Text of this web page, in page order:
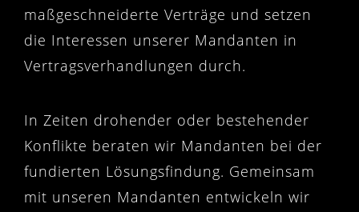
maßgeschneiderte Verträge und setzen
die Interessen unserer Mandanten in
Vertragsverhandlungen durch.
In Zeiten drohender oder bestehender
Konflikte beraten wir Mandanten bei der
fundierten Lösungsfindung. Gemeinsam
mit unseren Mandanten entwickeln wir